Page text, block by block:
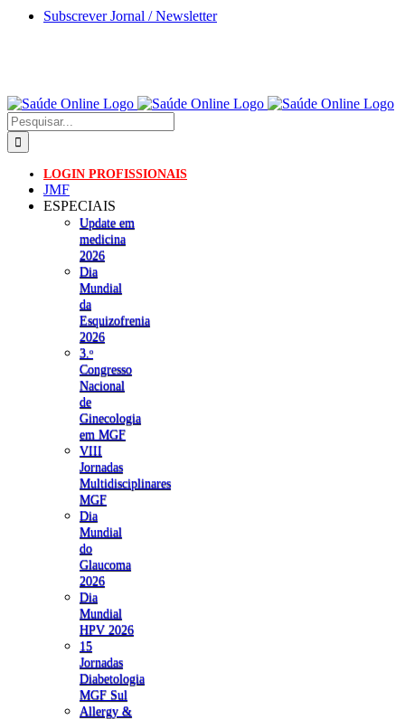
Skip
Subscrever Jornal / Newsletter
Pesquisar
LOGIN PROFISSIONAIS
JMF
ESPECIAIS
Update em
medicina
2026
Dia
Mundial
da
Esquizofrenia
2026
3.ᵒ
Congresso
Nacional
de
Ginecologia
em MGF
VIII
Jornadas
Multidisciplinares
MGF
Dia
Mundial
do
Glaucoma
2026
Dia
Mundial
HPV 2026
15
Jornadas
Diabetologia
MGF Sul
Allergy &